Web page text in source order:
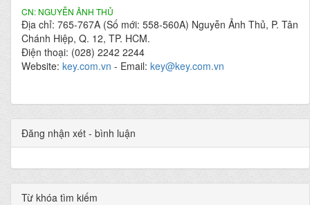
CN: NGUYỄN ẢNH THỦ
Địa chỉ: 765-767A (Số mới: 558-560A) Nguyễn Ảnh Thủ, P. Tân
Chánh Hiệp, Q. 12, TP. HCM.
Điện thoại: (028) 2242 2244
Website: key.com.vn - Email: key@key.com.vn
Đăng nhận xét - bình luận
Từ khóa tìm kiếm